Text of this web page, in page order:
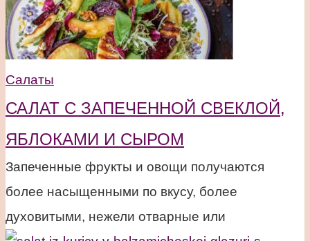
Салаты
САЛАТ С ЗАПЕЧЕННОЙ СВЕКЛОЙ,
ЯБЛОКАМИ И СЫРОМ
Запеченные фрукты и овощи получаются
более насыщенными по вкусу, более
духовитыми, нежели отварные или